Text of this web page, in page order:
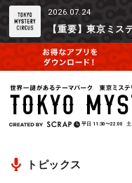
2026.07.24
平日 11:30〜22:00 土
トピックス